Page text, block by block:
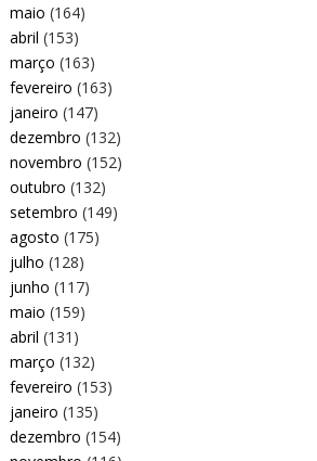
maio (164)
abril (153)
março (163)
fevereiro (163)
janeiro (147)
dezembro (132)
novembro (152)
outubro (132)
setembro (149)
agosto (175)
julho (128)
junho (117)
maio (159)
abril (131)
março (132)
fevereiro (153)
janeiro (135)
dezembro (154)